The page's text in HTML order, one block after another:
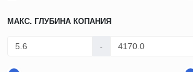
МАКС. ГЛУБИНА КОПАНИЯ
-